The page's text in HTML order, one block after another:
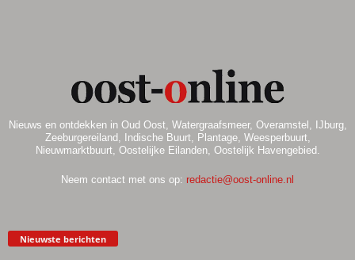
Nieuws en ontdekken in Oud Oost, Watergraafsmeer, Overamstel, IJburg,
Zeeburgereiland, Indische Buurt, Plantage, Weesperbuurt,
Nieuwmarktbuurt, Oostelijke Eilanden, Oostelijk Havengebied.
Neem contact met ons op: redactie@oost-online.nl
Nieuwste berichten